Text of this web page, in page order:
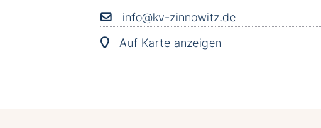
info@kv-zinnowitz.de
Auf Karte anzeigen